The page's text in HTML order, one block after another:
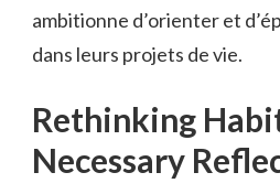
ambitionne d’orienter et
dans leurs projets de vie.
Rethinking
Necessary